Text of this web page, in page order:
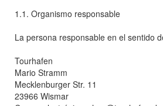
1.1. Organismo responsable
La persona responsable en el sentido
Tourhafen
Mario Stramm
Mecklenburger Str. 11
23966 Wismar